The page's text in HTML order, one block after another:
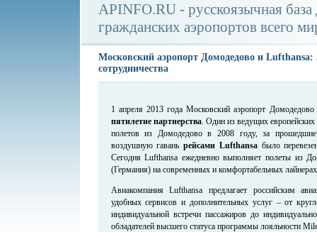
APINFO.RU - русскоязычная
гражданских аэропортов всего
Московский аэропорт Домодедово и Lufthansa:
сотрудничества
1 апреля 2013 года Московский аэропорт
пятилетие партнерства. Один из ведущих
полетов из Домодедово в 2008 году, за
воздушную гаваньрейсами Lufthansaбыло
Сегодня Lufthansa ежедневно выполняет полеты из
(Германия) на современных и комфортабельных
Авиакомпания Lufthansa предлагает российским
удобных сервисов и дополнительных услуг – от
индивидуальной встречи пассажиров до
обладателей высшего статуса программы лояльности